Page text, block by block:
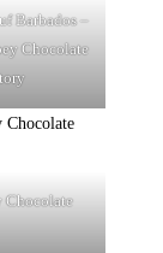
Barbados –
Chocolate
Chocolate